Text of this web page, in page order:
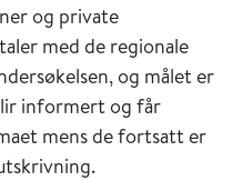
og private
med de regionale
og målet er
informert og får
mens de fortsatt er